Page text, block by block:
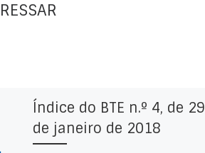
Índice do BTE n.º 4, de 29
de janeiro de 2018